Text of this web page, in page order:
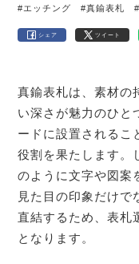
#エッチング #真鍮表札
シェア ツイート
真鍮表札は、素材の
い深さが魅力のひと
ードに設置されるこ
役割を果たします。
のように文字や図案
見た目の印象だけで
直結するため、表札
となります。